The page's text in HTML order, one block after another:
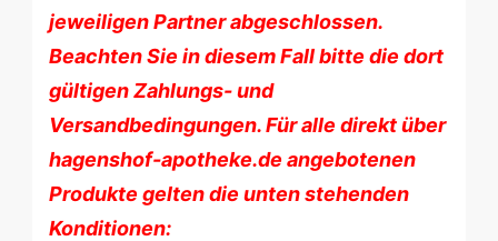
jeweiligen Partner abgeschlossen.
Beachten Sie in diesem Fall bitte die dort
gültigen Zahlungs- und
Versandbedingungen. Für alle direkt über
hagenshof-apotheke.de angebotenen
Produkte gelten die unten stehenden
Konditionen: